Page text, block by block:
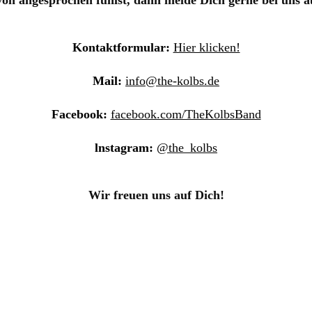
Kontaktformular: Hier klicken!
Mail: info@the-kolbs.de
Facebook: facebook.com/TheKolbsBand
lnstagram: @the_kolbs
Wir freuen uns auf Dich!